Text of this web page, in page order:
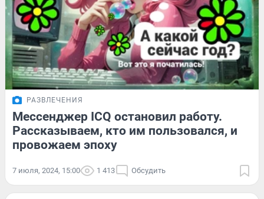
РАЗВЛЕЧЕНИЯ
Мессенджер ICQ остановил работу.
Рассказываем, кто им пользовался, и
провожаем эпоху
7 июля, 2024, 15:00 1 413 Обсудить